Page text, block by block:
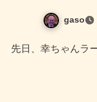
gaso
先日、幸ちゃんラーメン博多本店に伺いました。 ブログや